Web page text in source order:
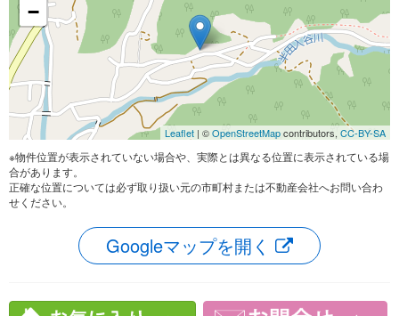
−
Leaflet | ©OpenStreetMapcontributors, CC-BY-SA
※物件位置が表示されていない場合や、実際とは異なる位置に表示されている場
合があります。
正確な位置については必ず取り扱い元の市町村または不動産会社へお問い合わ
せください。
Googleマップを開く